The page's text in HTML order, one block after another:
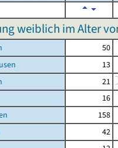
weiblich im Alter
50
13
21
16
158
42